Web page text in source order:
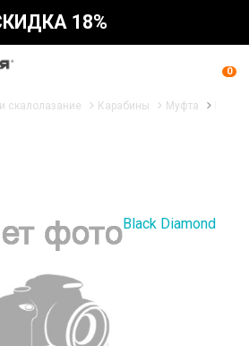
18%
0
скалолазание Карабины Муфта
Black Diamond